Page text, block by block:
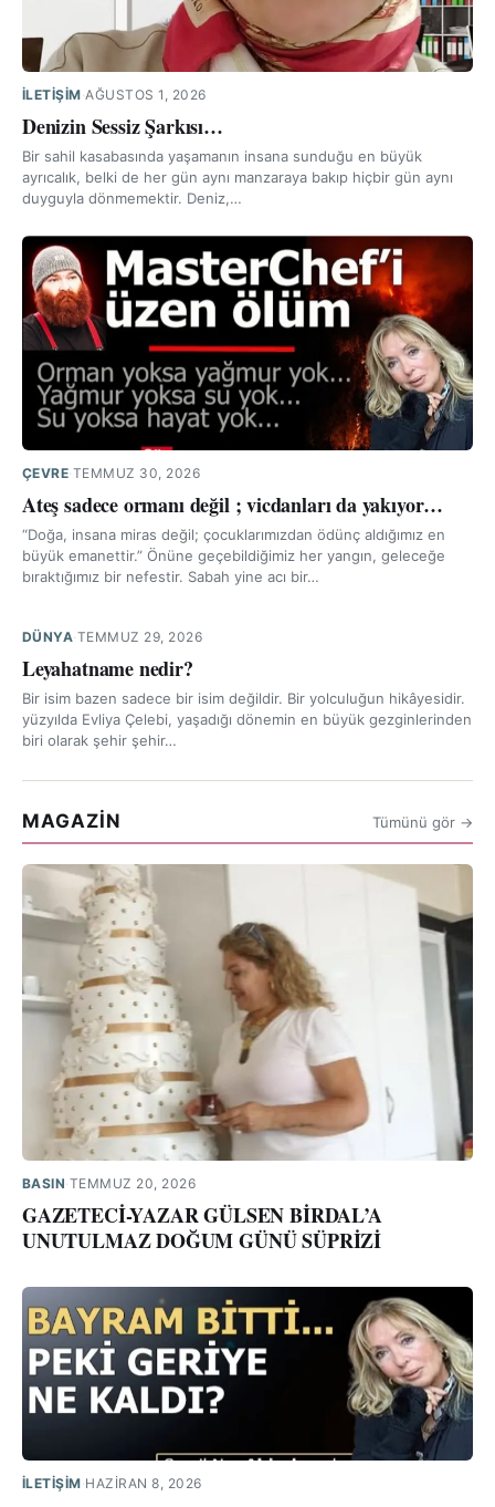
İLETIŞIM·AĞUSTOS 1, 2026
Denizin Sessiz Şarkısı…
Bir sahil kasabasında yaşamanın insana sunduğu en büyük
ayrıcalık, belki de her gün aynı manzaraya bakıp hiçbir gün aynı
duyguyla dönmemektir. Deniz,…
ÇEVRE·TEMMUZ 30, 2026
Ateş sadece ormanı değil ; vicdanları da yakıyor…
“Doğa, insana miras değil; çocuklarımızdan ödünç aldığımız en
büyük emanettir.” Önüne geçebildiğimiz her yangın, geleceğe
bıraktığımız bir nefestir. Sabah yine acı bir…
DÜNYA·TEMMUZ 29, 2026
Leyahatname nedir?
Bir isim bazen sadece bir isim değildir. Bir yolculuğun hikâyesidir.
yüzyılda Evliya Çelebi, yaşadığı dönemin en büyük gezginlerinden
biri olarak şehir şehir…
MAGAZİN Tümünü gör →
BASIN·TEMMUZ 20, 2026
GAZETECİ-YAZAR GÜLSEN BİRDAL’A
UNUTULMAZ DOĞUM GÜNÜ SÜPRİZİ
İLETIŞIM·HAZIRAN 8, 2026